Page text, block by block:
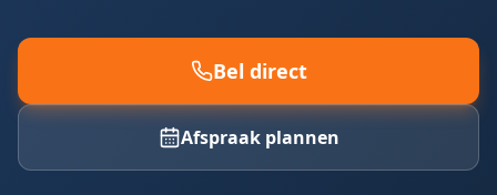
Bel direct
Afspraak plannen